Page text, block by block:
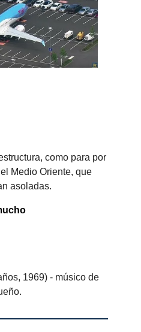
como para por
Medio Oriente, que
asoladas.
1969) - músico de